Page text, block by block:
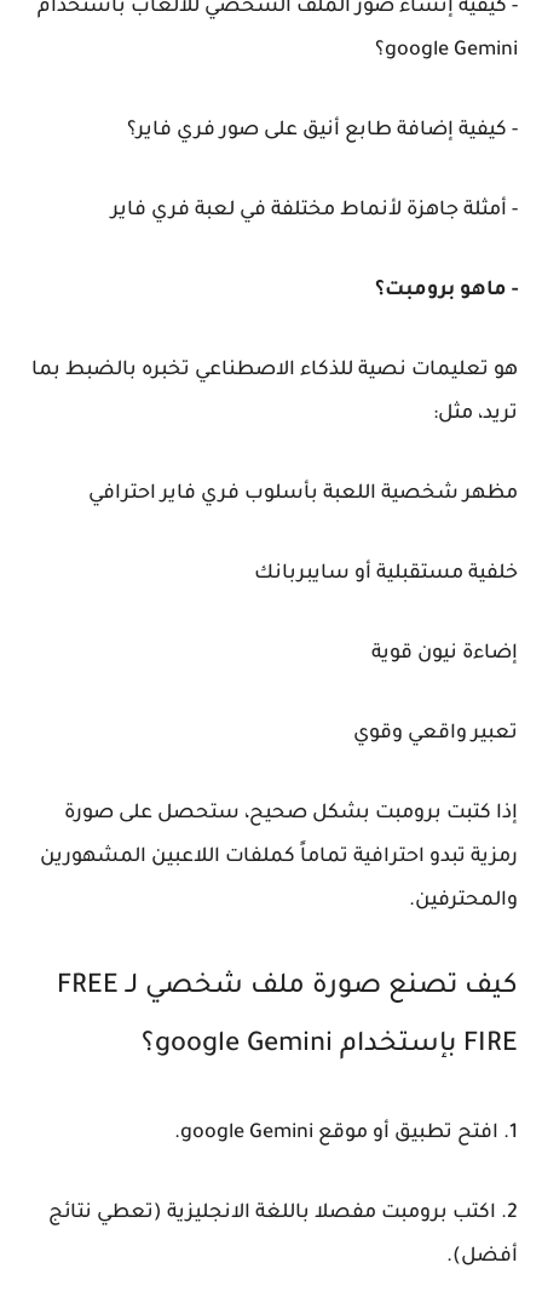
- كيفية إنشاء صور الملف الشخصي للألعاب باستخدام
google Gemini؟
- كيفية إضافة طابع أنيق على صور فري فاير؟
- أمثلة جاهزة لأنماط مختلفة في لعبة فري فاير
- ماهو برومبت؟
هو تعليمات نصية للذكاء الاصطناعي تخبره بالضبط بما
تريد، مثل:
مظهر شخصية اللعبة بأسلوب فري فاير احترافي
خلفية مستقبلية أو سايبربانك
إضاءة نيون قوية
تعبير واقعي وقوي
إذا كتبت برومبت بشكل صحيح، ستحصل على صورة
رمزية تبدو احترافية تماماً كملفات اللاعبين المشهورين
والمحترفين.
كيف تصنع صورة ملف شخصي لـ FREE
FIRE بإستخدام google Gemini؟
1. افتح تطبيق أو موقع google Gemini.
2. اكتب برومبت مفصلا باللغة الانجليزية (تعطي نتائج
أفضل).